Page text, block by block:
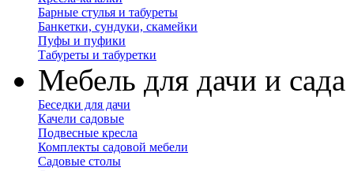
Барные стулья и табуреты
Банкетки, сундуки, скамейки
Пуфы и пуфики
Табуреты и табуретки
Мебель для дачи и сада
Беседки для дачи
Качели садовые
Подвесные кресла
Комплекты садовой мебели
Садовые столы